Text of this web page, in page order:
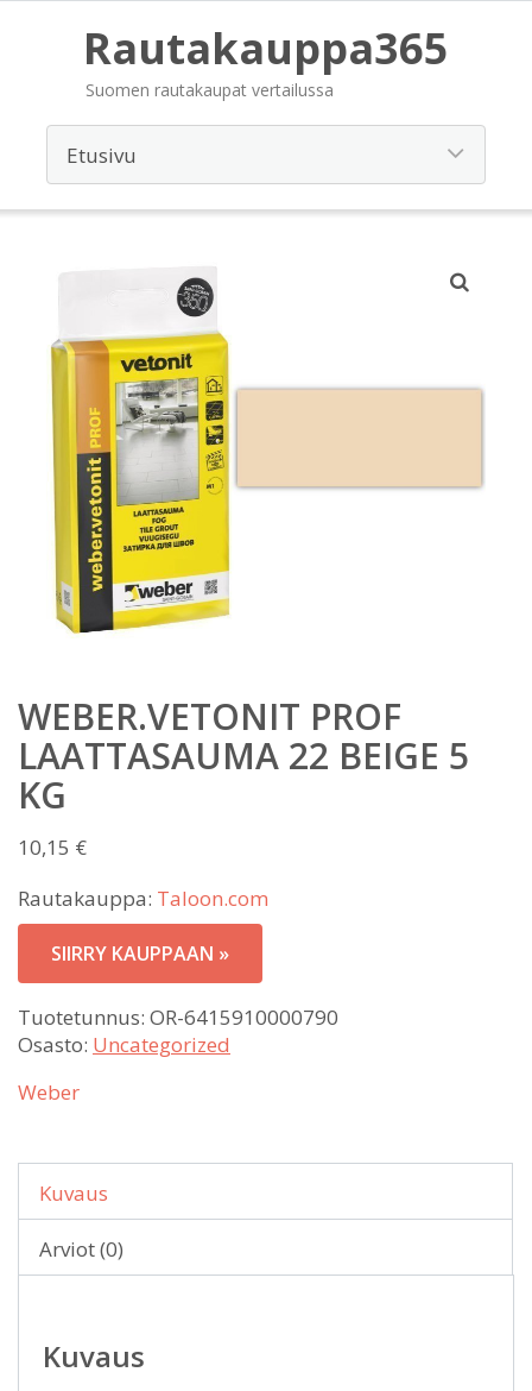
Rautakauppa365
Suomen rautakaupat vertailussa
WEBER.VETONIT PROF
LAATTASAUMA 22 BEIGE 5
KG
10,15 €
Rautakauppa: Taloon.com
SIIRRY KAUPPAAN »
Tuotetunnus: OR-6415910000790
Osasto: Uncategorized
Weber
Kuvaus
Arviot (0)
Kuvaus